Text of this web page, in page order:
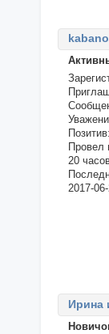
Позитив:
Провел
20
2017-
Ирина